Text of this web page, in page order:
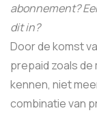
abonnement?
dit in?
Door de komst
prepaid zoals
kennen, niet
combinatie van